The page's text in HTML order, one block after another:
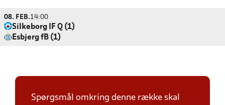
08. FEB.14:00
Silkeborg IF Q (1)
Esbjerg fB (1)
Spørgsmål omkring denne række skal